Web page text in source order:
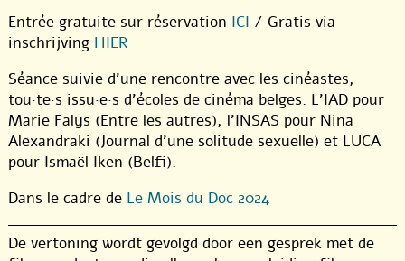
Een reeks vertoningen van afstudeerfilms uit Belgische
filmscholen, gevolgd door een tweetalige uitwisseling met de
filmma.a.k.st.ers over hun artistieke praktijk. De vertoningen,
die telkens NL of FR ondertiteld zijn (afhankelijk van de taal van
de film), worden om de twee maand georganiseerd op de
laatste donderdag van de maand in de Pianofabriek in Sint-
Gillis.
Entrée gratuite sur réservation ICI / Gratis via
inschrijving HIER
Séance suivie d’une rencontre avec les cinéastes,
tou·te·s issu·e·s d’écoles de cinéma belges. L’IAD pour
Marie Falys (Entre les autres), l’INSAS pour Nina
Alexandraki (Journal d’une solitude sexuelle) et LUCA
pour Ismaël Iken (Belfi).
Dans le cadre de Le Mois du Doc 2024
De vertoning wordt gevolgd door een gesprek met de